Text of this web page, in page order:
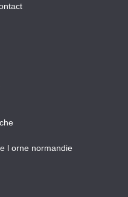
l orne normandie